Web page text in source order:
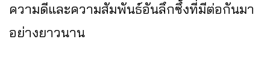
ความดีและความสัมพันธ์อันลึกซึ้งที่มีต่อกันมา
อย่างยาวนาน